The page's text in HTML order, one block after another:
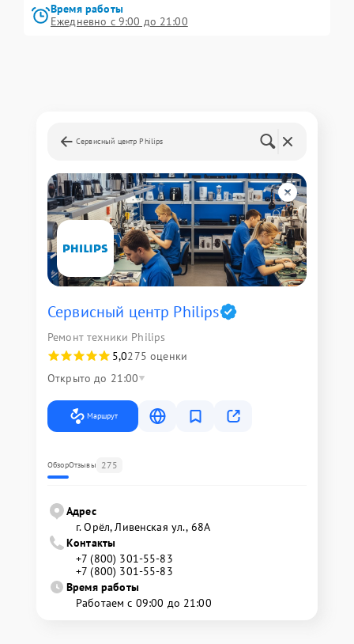
Время работы
Ежедневно с 9:00 до 21:00
Сервисный центр Philips
Сервисный центр Philips
Ремонт техники Philips
5,0275 оценки
Открыто до 21:00
Маршрут
ОбзорОтзывы 275
Адрес
г. Орёл, Ливенская ул., 68А
Контакты
+7 (800) 301-55-83
+7 (800) 301-55-83
Время работы
Работаем с 09:00 до 21:00